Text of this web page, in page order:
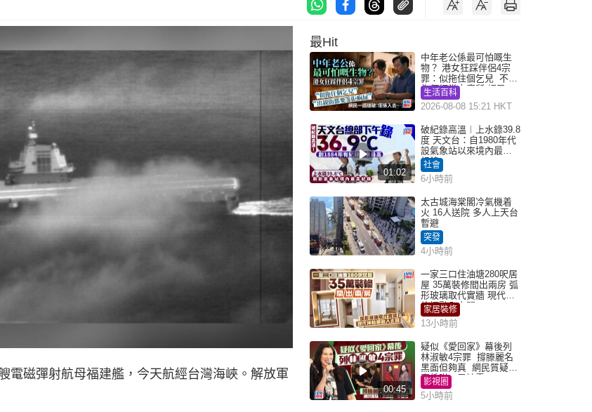
電磁彈射航母福建艦，今天航經台灣海峽。解放軍
最Hit
中年老公係最可怕嘅生
物？ 港女狂踩伴侶4宗
罪：似拖住個乞兒 不解
為何經常去廁所 網民一
語道破
生活百科
2026-08-08 15:21 HKT
01:02
破紀錄高溫︱上水錄39.8
度 天文台：自1980年代
設氣象站以來境內最高
紀錄
社會
6小時前
太古城海棠閣冷氣機着
火 16人送院 多人上天台
暫避
突發
4小時前
一家三口住油塘280呎居
屋 35萬裝修間出兩房 弧
形玻璃取代實牆 現代神
枱櫃融入玄關
家居裝修
13小時前
00:45
疑似《愛回家》幕後列
林淑敏4宗罪 撐滕麗名
黑面但夠真 網民質疑：
真係咁一早被雪
影視圈
5小時前